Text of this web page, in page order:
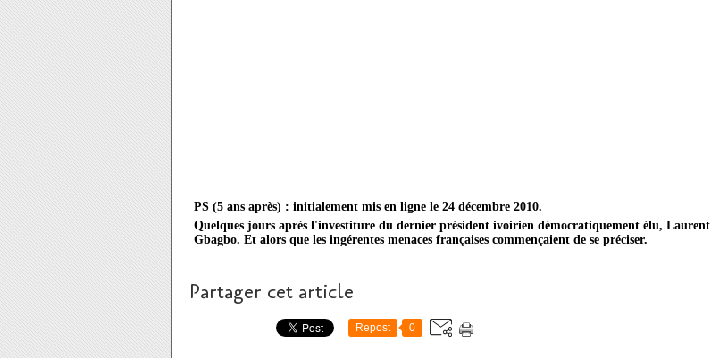
PS (5 ans après) : initialement mis en ligne le 24 décembre 2010.
Quelques jours après l'investiture du dernier président ivoirien démocratiquement élu, Laurent
Gbagbo. Et alors que les ingérentes menaces françaises commençaient de se préciser.
Partager cet article
Repost 0